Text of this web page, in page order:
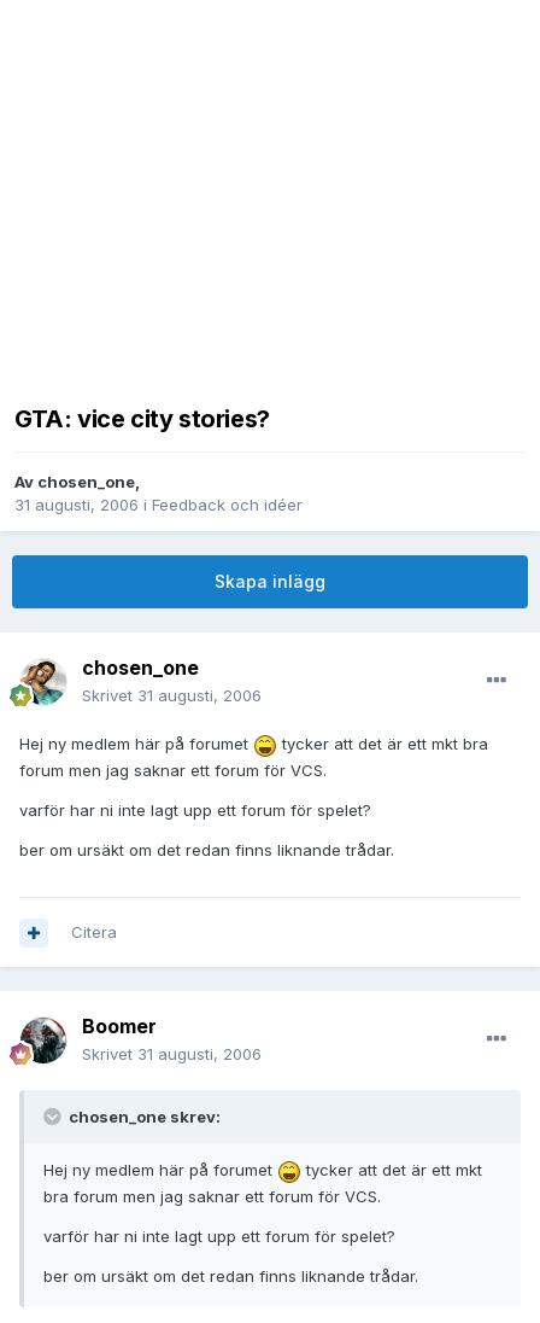
GTA: vice city stories?
Av chosen_one,
31 augusti, 2006 i Feedback och idéer
Skapa inlägg
chosen_one
Skrivet 31 augusti, 2006
Hej ny medlem här på forumet
tycker att det är ett mkt bra
forum men jag saknar ett forum för VCS.
varför har ni inte lagt upp ett forum för spelet?
ber om ursäkt om det redan finns liknande trådar.
Citera
Boomer
Skrivet 31 augusti, 2006
chosen_one skrev:
Hej ny medlem här på forumet
tycker att det är ett mkt
bra forum men jag saknar ett forum för VCS.
varför har ni inte lagt upp ett forum för spelet?
ber om ursäkt om det redan finns liknande trådar.